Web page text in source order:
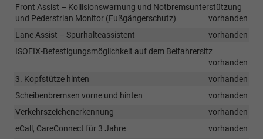
Front Assist – Kollisionswarnung und Notbremsunterstützung
und Pederstrian Monitor (Fußgängerschutz)
vorhanden
Lane Assist – Spurhalteassistent
vorhanden
ISOFIX-Befestigungsmöglichkeit auf dem Beifahrersitz
vorhanden
3. Kopfstütze hinten
vorhanden
Scheibenbremsen vorne und hinten
vorhanden
Verkehrszeichenerkennung
vorhanden
eCall, CareConnect für 3 Jahre
vorhanden